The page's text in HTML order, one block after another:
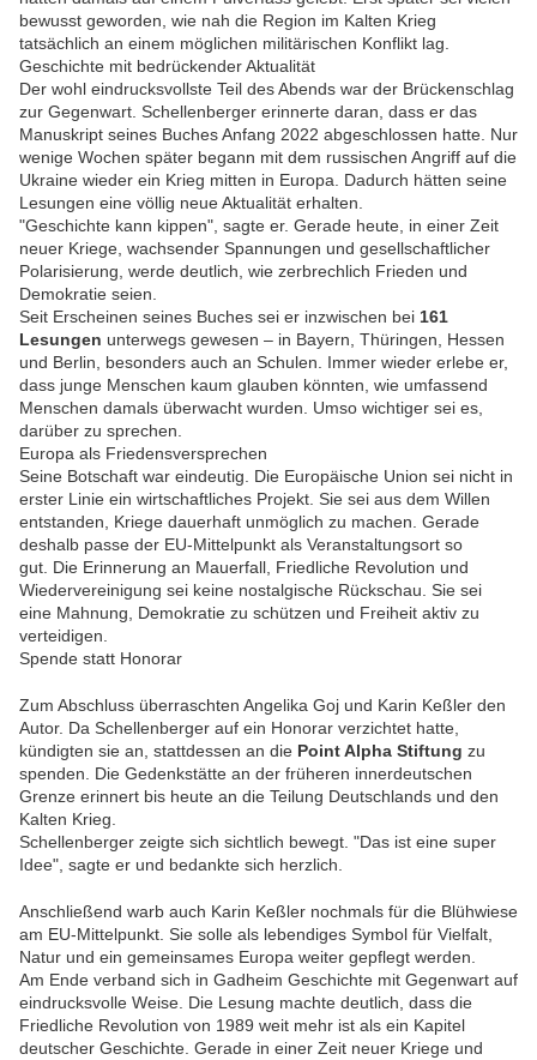
bewusst geworden, wie nah die Region im Kalten Krieg
tatsächlich an einem möglichen militärischen Konflikt lag.
Geschichte mit bedrückender Aktualität
Der wohl eindrucksvollste Teil des Abends war der Brückenschlag
zur Gegenwart. Schellenberger erinnerte daran, dass er das
Manuskript seines Buches Anfang 2022 abgeschlossen hatte. Nur
wenige Wochen später begann mit dem russischen Angriff auf die
Ukraine wieder ein Krieg mitten in Europa. Dadurch hätten seine
Lesungen eine völlig neue Aktualität erhalten.
"Geschichte kann kippen", sagte er. Gerade heute, in einer Zeit
neuer Kriege, wachsender Spannungen und gesellschaftlicher
Polarisierung, werde deutlich, wie zerbrechlich Frieden und
Demokratie seien.
Seit Erscheinen seines Buches sei er inzwischen bei 161
Lesungen unterwegs gewesen – in Bayern, Thüringen, Hessen
und Berlin, besonders auch an Schulen. Immer wieder erlebe er,
dass junge Menschen kaum glauben könnten, wie umfassend
Menschen damals überwacht wurden. Umso wichtiger sei es,
darüber zu sprechen.
Europa als Friedensversprechen
Seine Botschaft war eindeutig. Die Europäische Union sei nicht in
erster Linie ein wirtschaftliches Projekt. Sie sei aus dem Willen
entstanden, Kriege dauerhaft unmöglich zu machen. Gerade
deshalb passe der EU-Mittelpunkt als Veranstaltungsort so
gut. Die Erinnerung an Mauerfall, Friedliche Revolution und
Wiedervereinigung sei keine nostalgische Rückschau. Sie sei
eine Mahnung, Demokratie zu schützen und Freiheit aktiv zu
verteidigen.
Spende statt Honorar
Zum Abschluss überraschten Angelika Goj und Karin Keßler den
Autor. Da Schellenberger auf ein Honorar verzichtet hatte,
kündigten sie an, stattdessen an die Point Alpha Stiftung zu
spenden. Die Gedenkstätte an der früheren innerdeutschen
Grenze erinnert bis heute an die Teilung Deutschlands und den
Kalten Krieg.
Schellenberger zeigte sich sichtlich bewegt. "Das ist eine super
Idee", sagte er und bedankte sich herzlich.
Anschließend warb auch Karin Keßler nochmals für die Blühwiese
am EU-Mittelpunkt. Sie solle als lebendiges Symbol für Vielfalt,
Natur und ein gemeinsames Europa weiter gepflegt werden.
Am Ende verband sich in Gadheim Geschichte mit Gegenwart auf
eindrucksvolle Weise. Die Lesung machte deutlich, dass die
Friedliche Revolution von 1989 weit mehr ist als ein Kapitel
deutscher Geschichte. Gerade in einer Zeit neuer Kriege und